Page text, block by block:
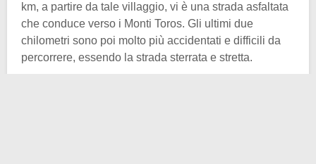
km, a partire da tale villaggio, vi è una strada asfaltata
che conduce verso i Monti Toros. Gli ultimi due
chilometri sono poi molto più accidentati e difficili da
percorrere, essendo la strada sterrata e stretta.